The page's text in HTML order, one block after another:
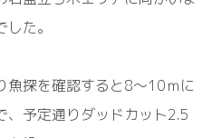
た。
魚探を確認すると8～10ｍに
、予定通りダッドカット2.5